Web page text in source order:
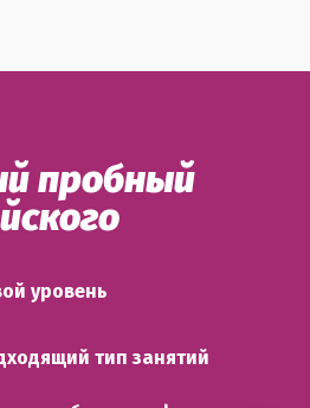
пробный
уровень
тип занятий